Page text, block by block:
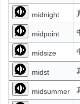
midnight
midpoint
midsize
midst
midsummer